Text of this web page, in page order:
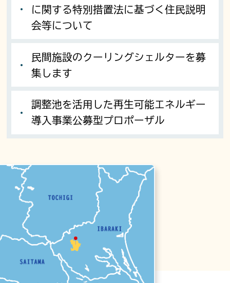
に関する特別措置法に基づく住民説明
会等について
民間施設のクーリングシェルターを募
集します
調整池を活用した再生可能エネルギー
導入事業公募型プロポーザル